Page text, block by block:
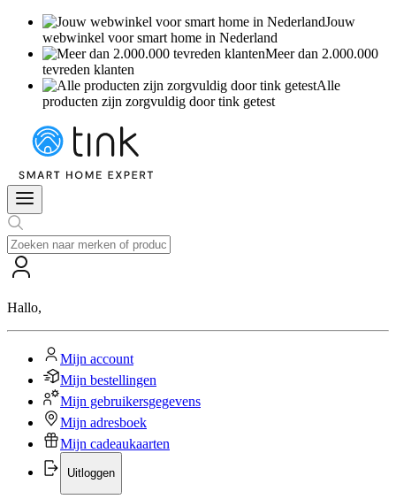
Jouw
webwinkel voor smart home in Nederland
Meer dan 2.000.000
tevreden klanten
Alle
producten zijn zorgvuldig door tink getest
Hallo,
Mijn account
Mijn bestellingen
Mijn gebruikersgegevens
Mijn adresboek
Mijn cadeaukaarten
Uitloggen